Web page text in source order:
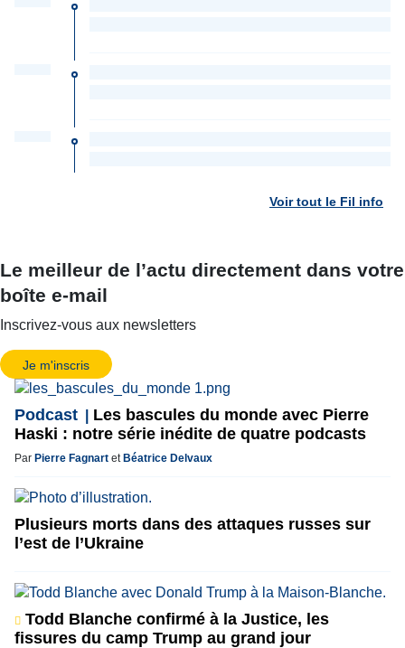
Voir tout le Fil info
Le meilleur de l’actu directement dans votre
boîte e-mail
Inscrivez-vous aux newsletters
Je m'inscris
Podcast
Les bascules du monde avec Pierre
Haski : notre série inédite de quatre podcasts
Par Pierre Fagnart et Béatrice Delvaux
Plusieurs morts dans des attaques russes sur
l’est de l’Ukraine
Todd Blanche confirmé à la Justice, les
fissures du camp Trump au grand jour